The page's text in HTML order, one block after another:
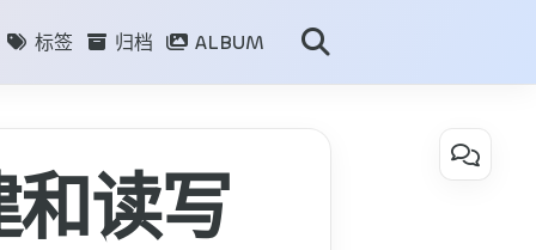
标签 归档 ALBUM
读写